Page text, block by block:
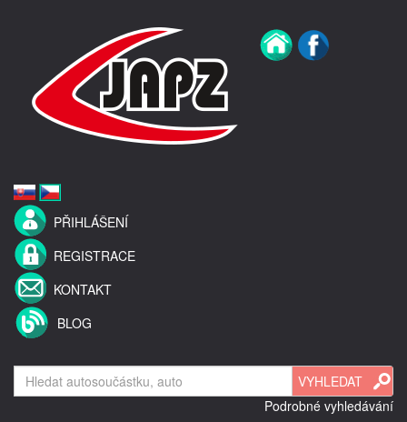
PŘIHLÁŠENÍ
REGISTRACE
KONTAKT
BLOG
Podrobné vyhledávání